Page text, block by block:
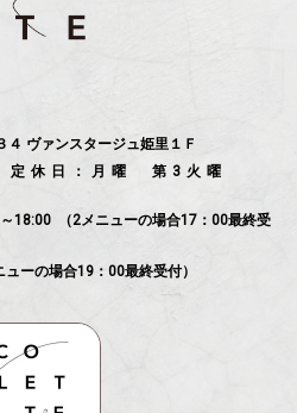
４ ヴァンスタージュ姫里１Ｆ
定休日：月曜 第3火曜
18:00 （2メニューの場合17：00最終受
ーの場合19：00最終受付）